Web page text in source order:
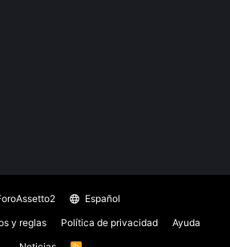
Español
y reglas Política de privacidad
Ayuda